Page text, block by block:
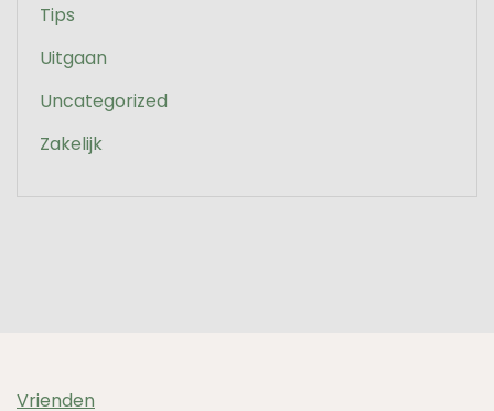
Tips
Uitgaan
Uncategorized
Zakelijk
Vrienden